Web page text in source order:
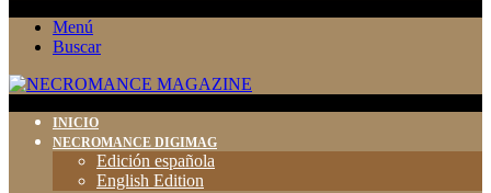
Menú
Buscar
INICIO
NECROMANCE DIGIMAG
Edición española
English Edition